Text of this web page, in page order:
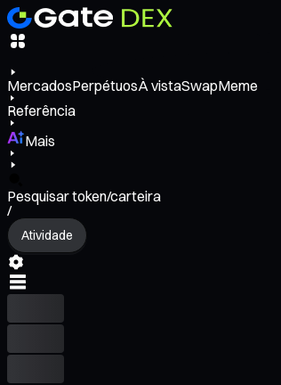
MercadosPerpétuosÀ vistaSwapMeme
Referência
Mais
Pesquisar token/carteira
/
Atividade